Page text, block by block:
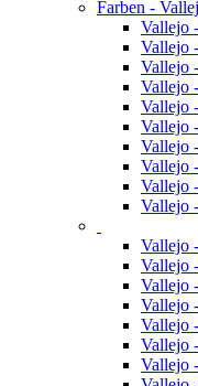
Farben -
Vallejo
Vallejo
Vallejo
Vallejo
Vallejo
Vallejo
Vallejo
Vallejo
Vallejo
Vallejo
Vallejo
Vallejo
Vallejo
Vallejo
Vallejo
Vallejo
Vallejo